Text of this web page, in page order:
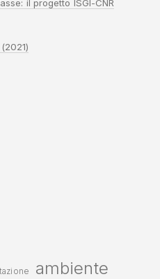
il progetto ISGI-CNR
ambiente